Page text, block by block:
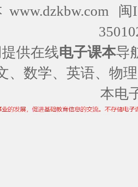
www.dzkbw.com
闽
供在线电子课本导
、数学、英语、物
本电